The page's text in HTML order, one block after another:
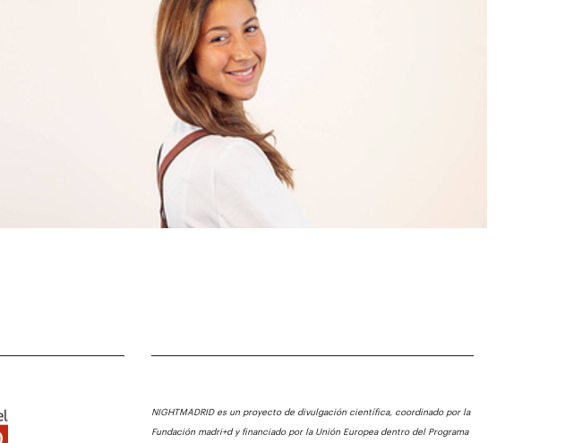
NIGHTMADRID es un proyecto de divulgación científica, coordinado por la
Fundación madri+d y financiado por la Unión Europea dentro del Programa